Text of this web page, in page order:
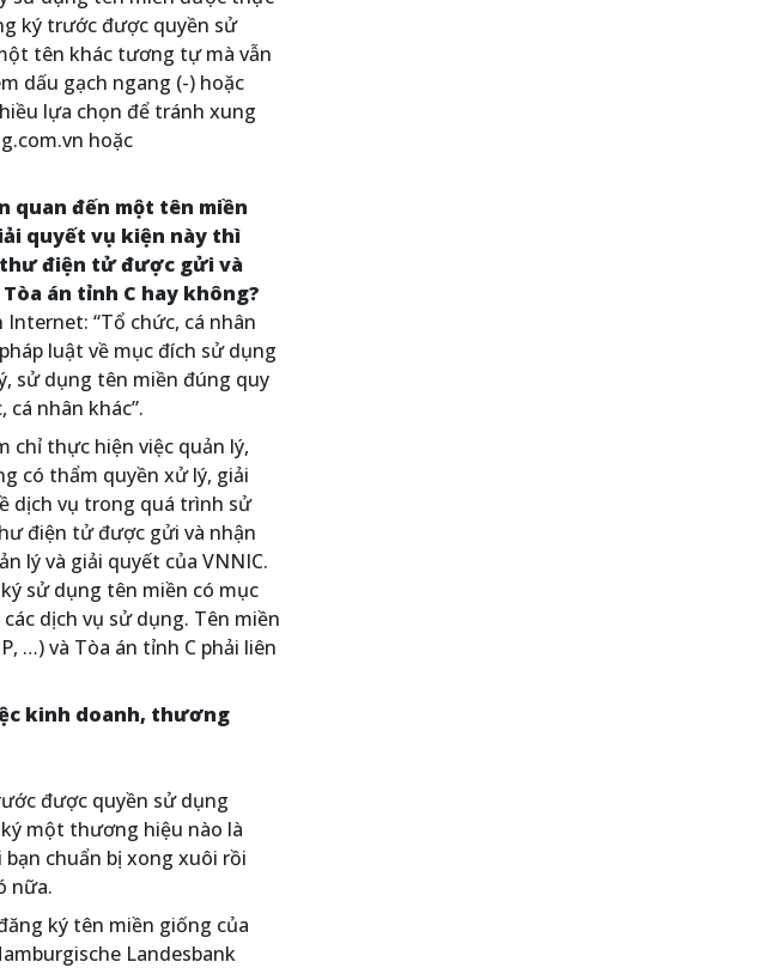
ký trước được quyền sử
tên khác tương tự mà vẫn
dấu gạch ngang (-) hoặc
lựa chọn để tránh xung
hoặc
quan đến một tên miền
quyết vụ kiện này thì
thư điện tử được gửi và
án tỉnh C hay không?
“Tổ chức, cá nhân
luật về mục đích sử dụng
sử dụng tên miền đúng quy
nhân khác”.
chỉ thực hiện việc quản lý,
có thẩm quyền xử lý, giải
dịch vụ trong quá trình sử
điện tử được gửi và nhận
lý và giải quyết của VNNIC.
sử dụng tên miền có mục
dịch vụ sử dụng. Tên miền
…) và Tòa án tỉnh C phải liên
kinh doanh, thương
được quyền sử dụng
một thương hiệu nào là
chuẩn bị xong xuôi rồi
nữa.
ký tên miền giống của
Landesbank